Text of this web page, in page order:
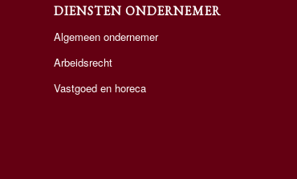
DIENSTEN ONDERNEMER
Algemeen ondernemer
Arbeidsrecht
Vastgoed en horeca